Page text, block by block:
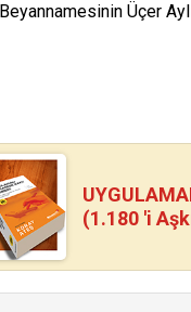
Üçer
(1.180 'i